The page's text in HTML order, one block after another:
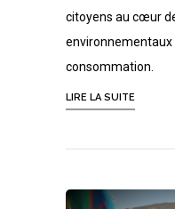
citoyens au cœur
environnementaux
consommation.
LIRE LA SUITE